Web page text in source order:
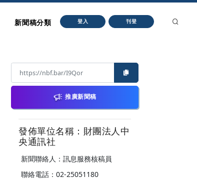
新聞稿分類 登入 刊登
推廣新聞稿
發佈單位名稱：財團法人中
央通訊社
新聞聯絡人：訊息服務核稿員
聯絡電話：02-25051180